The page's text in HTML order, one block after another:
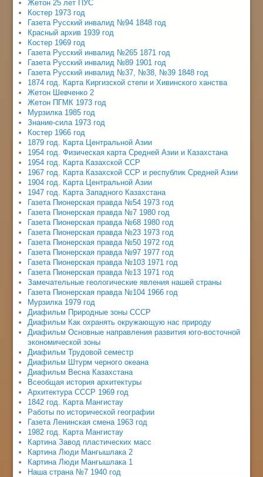
Жетон 25 лет ПУС
Костер 1973 год
Газета Русский инвалид №94 1848 год
Красный архив 1939 год
Костер 1969 год
Газета Русский инвалид №265 1871 год
Газета Русский инвалид №89 1901 год
Газета Русский инвалид №37, №38, №39 1848 год
1874 год. Карта Киргизской степи и Хивинского ханства
Жетон Шевченко 2
Жетон ПГМК 1973 год
Мурзилка 1985 год
Знание-сила 1973 год
Костер 1966 год
1879 год. Карта Центральной Азии
1954 год. Физическая карта Средней Азии и Казахстана
1954 год. Карта Казахской ССР
1967 год. Карта Казахской ССР и республик Средней Азии
1904 год. Карта Центральной Азии
1947 год. Карта Западного Казахстана
Газета Пионерская правда №54 1973 год
Газета Пионерская правда №7 1980 год
Газета Пионерская правда №68 1980 год
Газета Пионерская правда №23 1973 год
Газета Пионерская правда №50 1972 год
Газета Пионерская правда №97 1977 год
Газета Пионерская правда №103 1971 год
Газета Пионерская правда №13 1971 год
Замечательные геологические явления нашей страны
Газета Пионерская правда №104 1966 год
Мурзилка 1979 год
Диафильм Природные зоны СССР
Диафильм Как охранять окружающую нас природу
Диафильм Основные направления развития юго-восточной
экономической зоны
Диафильм Трудовой семестр
Диафильм Штурм черного океана
Диафильм Весна Казахстана
Всеобщая история архитектуры
Архитектура СССР 1969 год
1842 год. Карта Мангистау
Работы по исторической географии
Газета Ленинская смена 1963 год
1982 год. Карта Мангистау
Картина Завод пластических масс
Картина Люди Мангышлака 2
Картина Люди Мангышлака 1
Наша страна №7 1940 год